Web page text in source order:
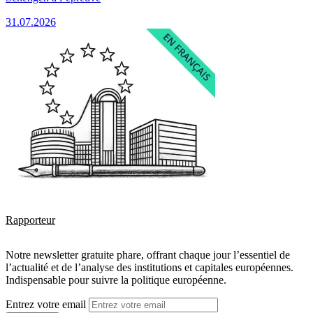
31.07.2026
Rapporteur
Notre newsletter gratuite phare, offrant chaque jour l’essentiel de
l’actualité et de l’analyse des institutions et capitales européennes.
Indispensable pour suivre la politique européenne.
Entrez votre email